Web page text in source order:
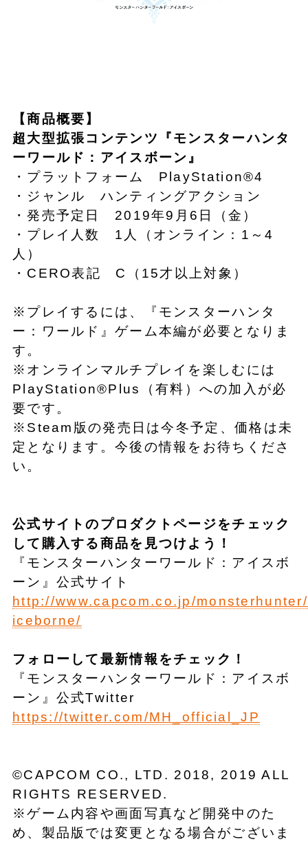
【商品概要】
超大型拡張コンテンツ
『モンスターハンタ
ー ワールド ：アイスボーン』
・プラットフォーム PlayStation®4
・ジャンル ハンティングアクション
・発売予定日 2019年9月6日（金）
・プレイ人数 1人（オンライン：1～4
人）
・CERO表記 C（15才以上対象）
※プレイするには、『モンスターハンタ
ー：ワールド』ゲーム本編が必要となりま
す。
※オンラインマルチプレイを楽しむには
PlayStation®Plus（有料）への加入が必
要です。
※Steam版の発売日は今冬予定、価格は未
定となります。今後の情報をお待ちくださ
い。
公式サイトのプロダクトページをチェック
して 購入する商品を 見つけよう！
『モンスターハンターワールド：アイスボ
ーン』公式サイト
http://www.capcom.co.jp/
iceborne/
フォローして最新情報をチェック！
『モンスターハンターワールド：アイスボ
ーン』公式Twitter
https://twitter.com/MH_official_JP
©CAPCOM CO., LTD. 2018, 2019 ALL
RIGHTS RESERVED.
※ゲーム内容や画面写真など開発中のた
め、製品版では変更となる場合がございま